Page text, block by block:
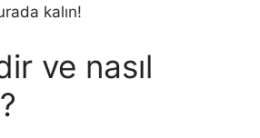
kalın!
ve nasıl